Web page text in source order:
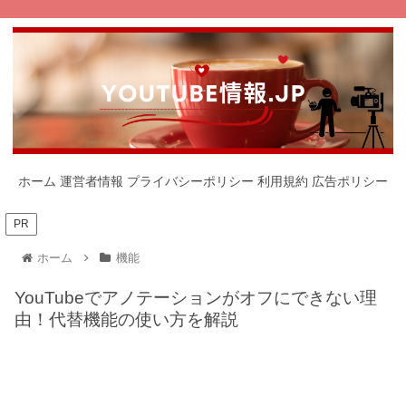
ホーム 運営者情報 プライバシーポリシー 利用規約 広告ポリシー
PR
ホーム 機能
YouTubeでアノテーションがオフにできない理
由！代替機能の使い方を解説